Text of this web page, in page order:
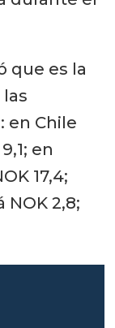
que es la
en Chile
en
17,4;
NOK 2,8;